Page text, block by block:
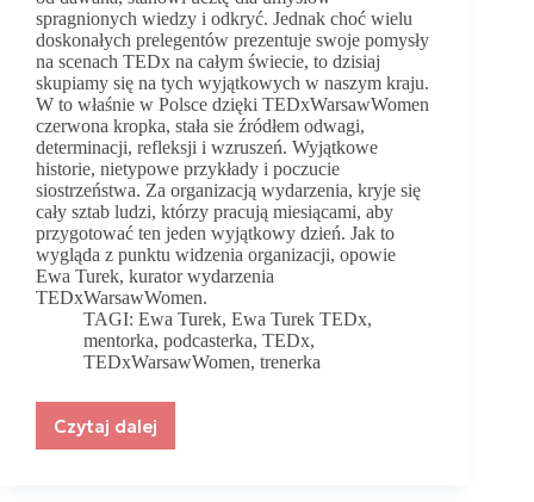
spragnionych wiedzy i odkryć. Jednak choć wielu
doskonałych prelegentów prezentuje swoje pomysły
na scenach TEDx na całym świecie, to dzisiaj
skupiamy się na tych wyjątkowych w naszym kraju.
W to właśnie w Polsce dzięki TEDxWarsawWomen
czerwona kropka, stała sie źródłem odwagi,
determinacji, refleksji i wzruszeń. Wyjątkowe
historie, nietypowe przykłady i poczucie
siostrzeństwa. Za organizacją wydarzenia, kryje się
cały sztab ludzi, którzy pracują miesiącami, aby
przygotować ten jeden wyjątkowy dzień. Jak to
wygląda z punktu widzenia organizacji, opowie
Ewa Turek, kurator wydarzenia
TEDxWarsawWomen.
TAGI: Ewa Turek,Ewa Turek TEDx,
mentorka, podcasterka, TEDx,
TEDxWarsawWomen, trenerka
Czytaj dalej
Sukces